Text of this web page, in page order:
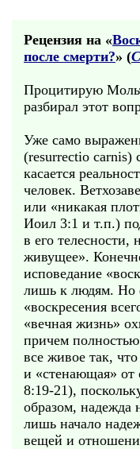
Рецензия на «
после смерти?» (
Процитирую
разбирал этот
Уже само
(resurrectio carnis)
касается
человек.
или «никакая
Иоил 3:1 и т.п.)
в его телесности,
живущее».
исповедание
лишь к людям. Но
«воскресения
«вечная жизнь»
причем
все живое так,
и «стенающая» от
8:19-21),
образом, надежда
лишь начало
вещей и